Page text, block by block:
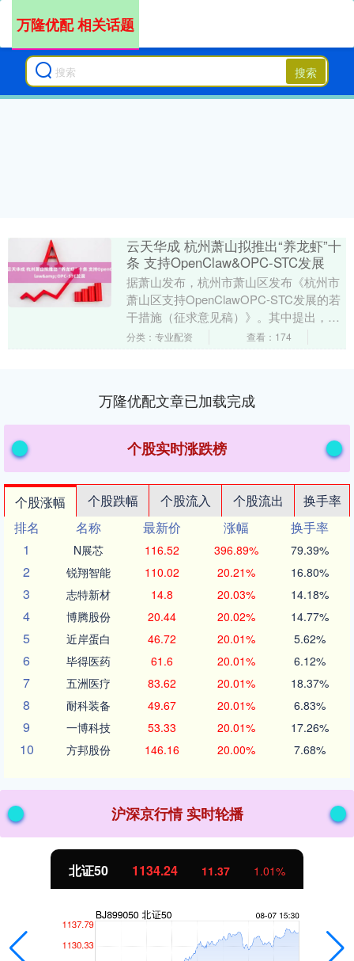
搜索
万隆优配 相关话题
云天华成 杭州萧山拟推出“养龙虾”十
条 支持OpenClaw&OPC-STC发展
据萧山发布，杭州市萧山区发布《杭州市
萧山区支持OpenClawOPC-STC发展的若
干措施（征求意见稿）》。其中提出，鼓
励市场化、专业化的创新平台载体设立
分类：专业配资 查看：174
万隆优配文章已加载完成
个股实时涨跌榜
个股涨幅 个股跌幅 个股流入 个股流出
换手率
排名
名称 最新价 涨幅
换手率
1
N展芯 116.52 396.89% 79.39%
2 锐翔智能 110.02 20.21% 16.80%
3 志特新材 14.8 20.03% 14.18%
4 博腾股份 20.44 20.02% 14.77%
5 近岸蛋白 46.72 20.01% 5.62%
6 毕得医药 61.6 20.01% 6.12%
7 五洲医疗 83.62 20.01% 18.37%
8 耐科装备 49.67 20.01% 6.83%
9 一博科技 53.33 20.01% 17.26%
10 方邦股份 146.16 20.00% 7.68%
沪深京行情 实时轮播
北证50 1134.24 11.37 1.01%